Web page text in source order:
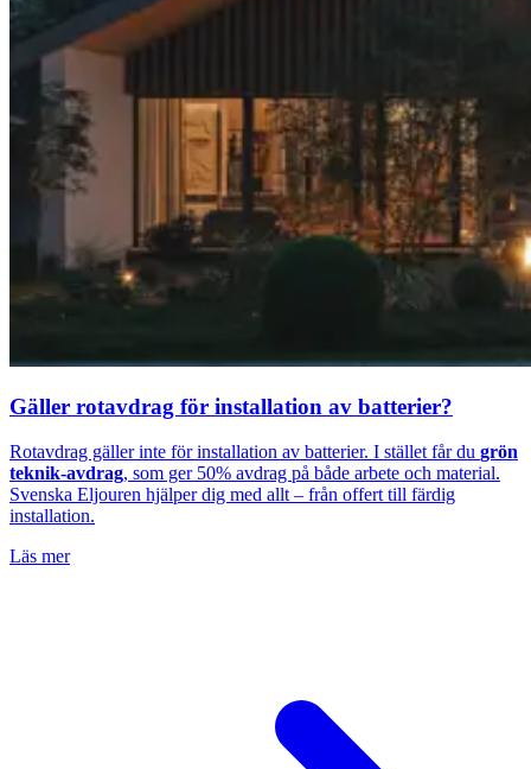
Gäller rotavdrag för installation av batterier?
Rotavdrag gäller inte för installation av batterier. I stället får du grön
teknik-avdrag, som ger 50% avdrag på både arbete och material.
Svenska Eljouren hjälper dig med allt – från offert till färdig
installation.
Läs mer